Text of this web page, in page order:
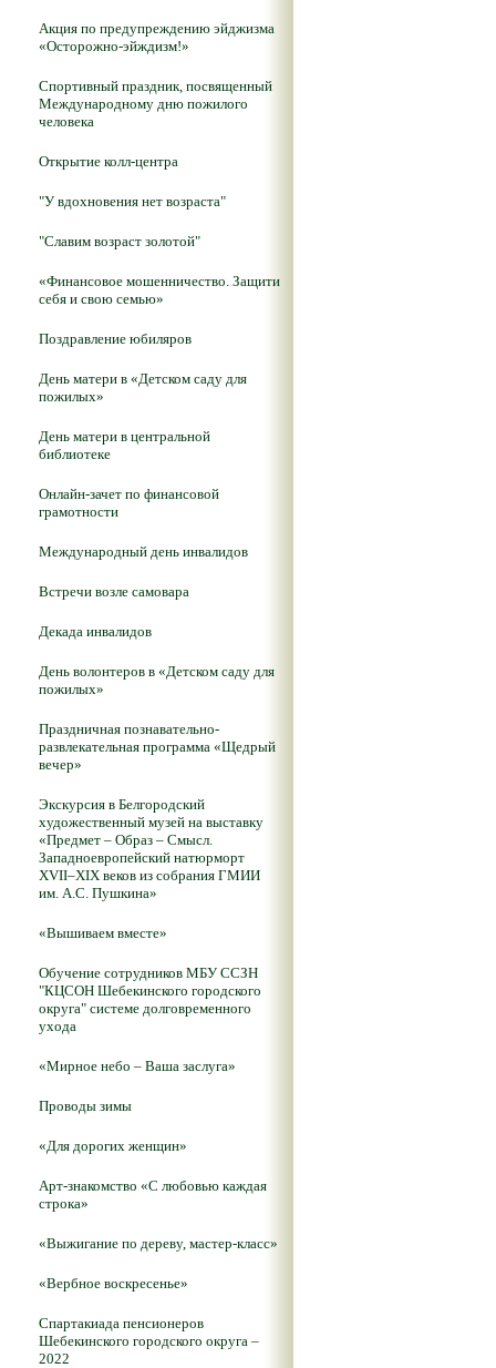
Акция по предупреждению эйджизма
«Осторожно-эйждизм!»
Спортивный праздник, посвященный
Международному дню пожилого
человека
Открытие колл-центра
"У вдохновения нет возраста"
"Славим возраст золотой"
«Финансовое мошенничество. Защити
себя и свою семью»
Поздравление юбиляров
День матери в «Детском саду для
пожилых»
День матери в центральной
библиотеке
Онлайн-зачет по финансовой
грамотности
Международный день инвалидов
Встречи возле самовара
Декада инвалидов
День волонтеров в «Детском саду для
пожилых»
Праздничная познавательно-
развлекательная программа «Щедрый
вечер»
Экскурсия в Белгородский
художественный музей на выставку
«Предмет – Образ – Смысл.
Западноевропейский натюрморт
XVII–XIX веков из собрания ГМИИ
им. А.С. Пушкина»
«Вышиваем вместе»
Обучение сотрудников МБУ ССЗН
"КЦСОН Шебекинского городского
округа" системе долговременного
ухода
«Мирное небо – Ваша заслуга»
Проводы зимы
«Для дорогих женщин»
Арт-знакомство «С любовью каждая
строка»
«Выжигание по дереву, мастер-класс»
«Вербное воскресенье»
Спартакиада пенсионеров
Шебекинского городского округа –
2022